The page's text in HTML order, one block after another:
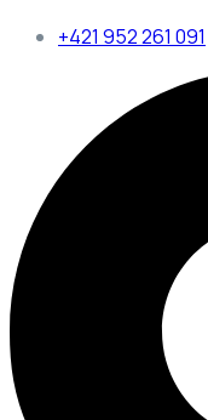
+421 952 261 091